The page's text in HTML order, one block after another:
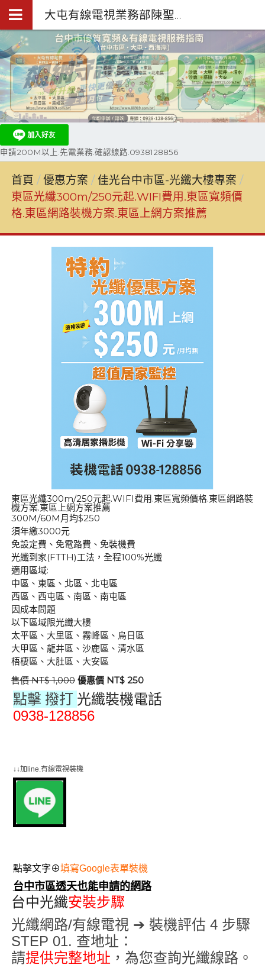
大屯有線電視業務部陳聖閎.台中第四台網路裝機0938-128-856
申請200M以上.先電業務.確認線路.0938128856
首頁 優惠方案
佳光台中市區-光纖大樓專案
東區光纖300m/250元起.WIFI費用.東區寬頻價
格.東區網路裝機方案.東區上網方案推薦
東區光纖300m/250元起.WIFI費用.東區寬頻價格.東區網路裝
機方案.東區上網方案推薦
300M/60M月均$250
須年繳3000元
免設定費、免電路費、免裝機費
光纖到家(FTTH)工法，全程100%光纖
適用區域:
中區、東區、北區、北屯區
西區、西屯區、南區、南屯區
因成本問題
以下區域限光纖大樓
太平區、大里區、霧峰區、烏日區
大甲區、龍井區、沙鹿區、清水區
梧棲區、大肚區、大安區
售價 NT$ 1,000 優惠價 NT$ 250
點擊 撥打 光纖裝機電話
0938-128856
↓↓加line.有線電視裝機
點擊文字⊕填寫Google表單裝機
台中市區透天也能申請的網路
台中光纖安裝步驟
光纖網路/有線電視 ➔ 裝機評估 4 步驟
STEP 01. 查地址 ：
請提供完整地址 ，為您查詢光纖線路 。